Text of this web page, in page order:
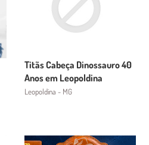
Titãs Cabeça Dinossauro 40
Anos em Leopoldina
Leopoldina - MG